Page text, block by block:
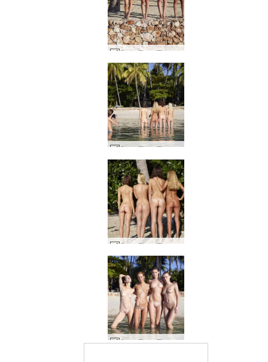
Coxy Flora Thea Zaika 4 divaer #22
Coxy Flora Thea Zaika 4 divaer #42
Coxy Flora Thea Zaika 4 divaer #19
Coxy Flora Thea Zaika våde kroppe #36